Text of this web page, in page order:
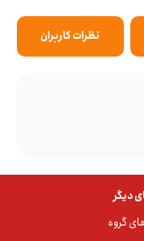
نظرات کاربران
دیگر
گروه